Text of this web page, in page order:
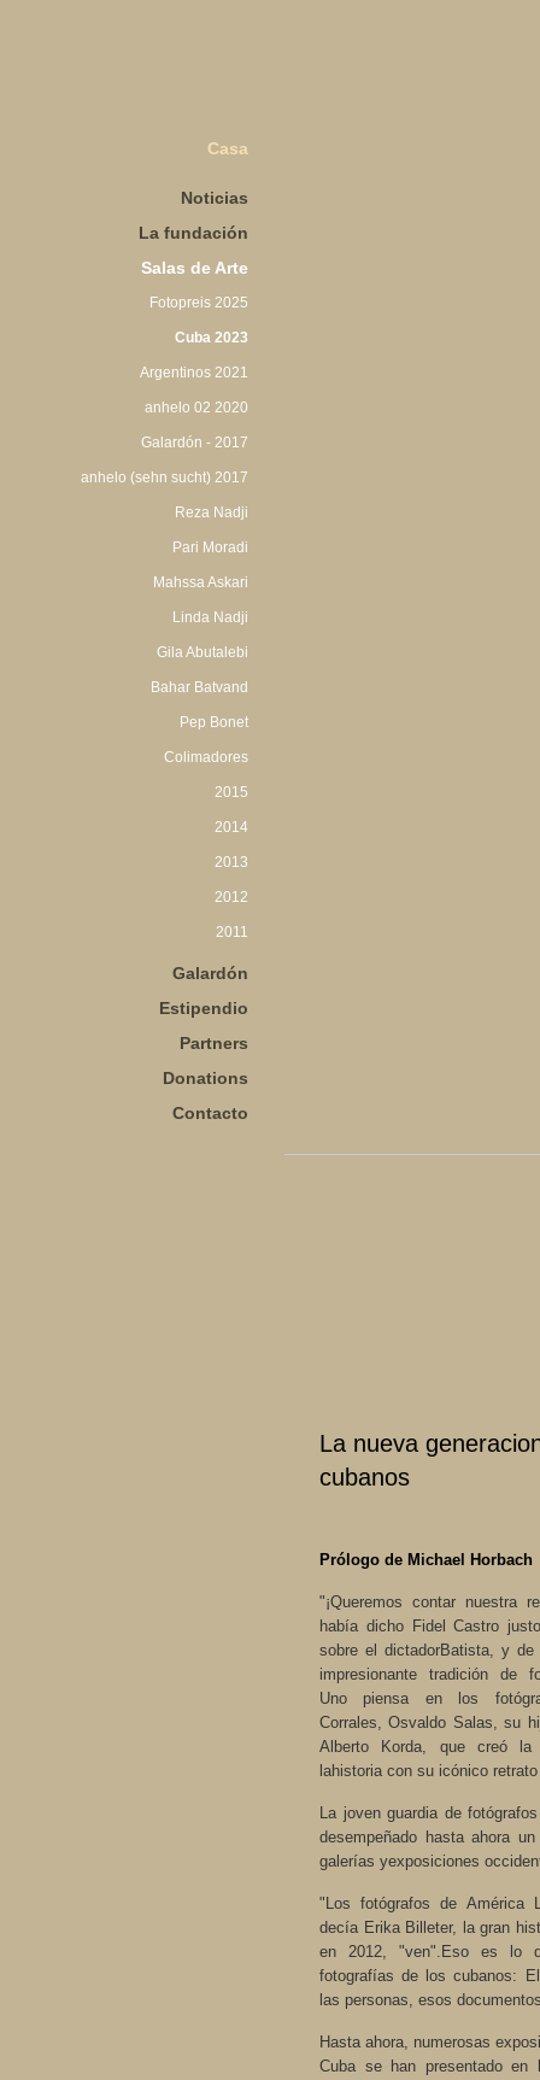
Casa
Noticias
La fundación
Salas de Arte
Fotopreis 2025
Cuba 2023
Argentinos 2021
anhelo 02 2020
Galardón - 2017
anhelo (sehn sucht) 2017
Reza Nadji
Pari Moradi
Mahssa Askari
Linda Nadji
Gila Abutalebi
Bahar Batvand
Pep Bonet
Colimadores
2015
2014
2013
2012
2011
Galardón
Estipendio
Partners
Donations
Contacto
La nueva
cubanos
Prólogo de Michael Horbach
"¡Queremos contar nuestra
había dicho Fidel Castro
sobre el dictadorBatista, y de
impresionante tradición de
Uno piensa en los
Corrales, Osvaldo Salas, su
Alberto Korda, que creó
lahistoria con su icónico
La joven guardia de
desempeñado hasta ahora
galerías yexposiciones
"Los fotógrafos de América
decía Erika Billeter, la gran
en 2012, "ven".Eso es lo
fotografías de los cubanos:
las personas, esos
Hasta ahora, numerosas
Cuba se han presentado